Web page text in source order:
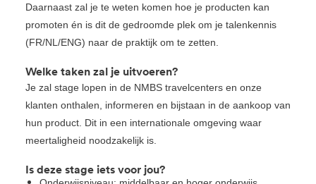
Daarnaast zal je te weten komen hoe je producten kan
promoten én is dit de gedroomde plek om je talenkennis
(FR/NL/ENG) naar de praktijk om te zetten.
Welke taken zal je uitvoeren?
Je zal stage lopen in de NMBS travelcenters en onze
klanten onthalen, informeren en bijstaan in de aankoop van
hun product. Dit in een internationale omgeving waar
meertaligheid noodzakelijk is.
Is deze stage iets voor jou?